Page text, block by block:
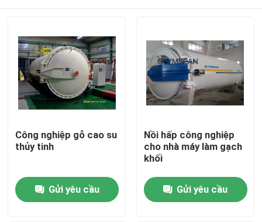
Nhà
Công nghiệp gỗ cao su
thủy tinh
Gửi yêu cầu
Nồi hấp công nghiệp
cho nhà máy làm gạch
khối
Gửi yêu cầu